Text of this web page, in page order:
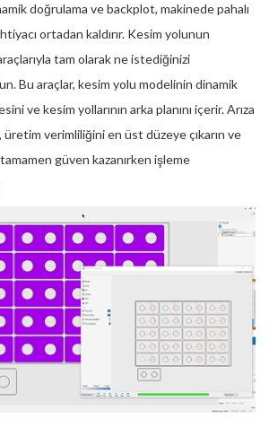
doğrulama ve backplot, makinede pahalı
ortadan kaldırır. Kesim yolunun
tam olarak ne istediğinizi
Bu araçlar, kesim yolu modelinin dinamik
ve kesim yollarının arka planını içerir. Arıza
verimliliğini en üst düzeye çıkarın ve
güven kazanırken işleme